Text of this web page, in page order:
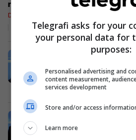
ndaj Radoiçiqit,
ish-hetuesi i
Policisë:
Kryeprokurori
Isufaj mund të
ketë qenë i
ndikuar nga
opozita
Drejtësi
29/12/2023
Ish-hetuesi
grabitjeve,
nga vende të
Siguri 23/11/2023
Ish-hetuesi i
më shumë se
Telegrafi asks for your
your personal data for
purposes:
Personalised advertising and
content measurement,
services development
Store and/or access
Learn more